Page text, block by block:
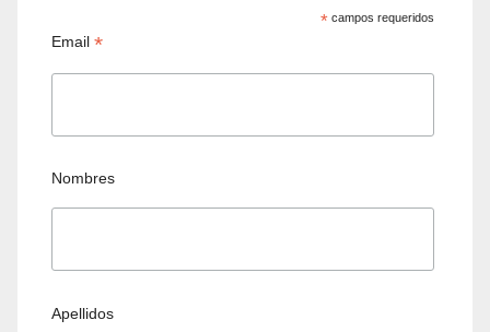
* campos requeridos
Email*
Nombres
Apellidos